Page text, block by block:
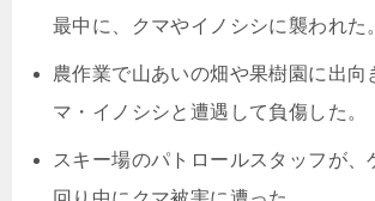
最中に、クマやイノシシに襲われた
農作業で山あいの畑や果樹園に出向
マ・イノシシと遭遇して負傷した。
スキー場のパトロールスタッフが、